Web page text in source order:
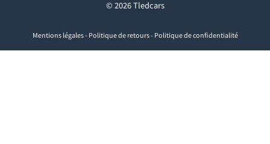
© 2026 Tledcars
Mentions légales- Politique de retours- Politique de confidentialité